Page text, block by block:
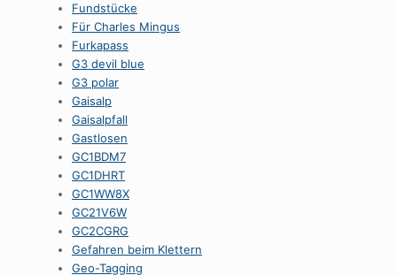
Fundstücke
Für Charles Mingus
Furkapass
G3 devil blue
G3 polar
Gaisalp
Gaisalpfall
Gastlosen
GC1BDM7
GC1DHRT
GC1WW8X
GC21V6W
GC2CGRG
Gefahren beim Klettern
Geo-Tagging